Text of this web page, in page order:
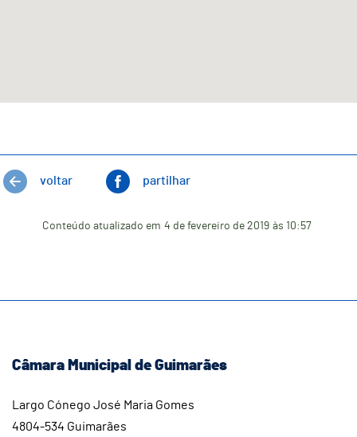
voltar partilhar
Conteúdo atualizado em 4 de fevereiro de 2019 às 10:57
Câmara Municipal de Guimarães
Largo Cónego José Maria Gomes
4804-534 Guimarães